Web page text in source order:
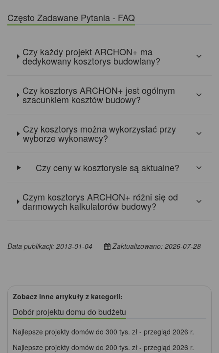
Często Zadawane Pytania - FAQ
Czy każdy projekt ARCHON+ ma
dedykowany kosztorys budowlany?
Czy kosztorys ARCHON+ jest ogólnym
szacunkiem kosztów budowy?
Czy kosztorys można wykorzystać przy
wyborze wykonawcy?
Czy ceny w kosztorysie są aktualne?
Czym kosztorys ARCHON+ różni się od
darmowych kalkulatorów budowy?
Data publikacji: 2013-01-04 Zaktualizowano: 2026-07-28
Zobacz inne artykuły z kategorii:
Dobór projektu domu do budżetu
Najlepsze projekty domów do 300 tys. zł - przegląd 2026 r.
Najlepsze projekty domów do 200 tys. zł - przegląd 2026 r.